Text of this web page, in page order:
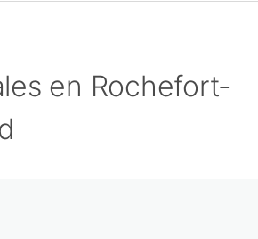
en Rochefort-